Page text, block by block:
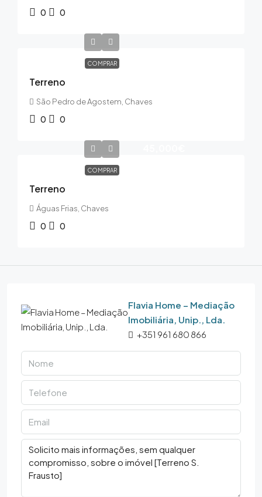
0 0
COMPRAR
Terreno
São Pedro de Agostem, Chaves
0 0
COMPRAR
Terreno
Águas Frias, Chaves
0 0
Flavia Home – Mediação
Imobiliária, Unip., Lda.
+351 961 680 866